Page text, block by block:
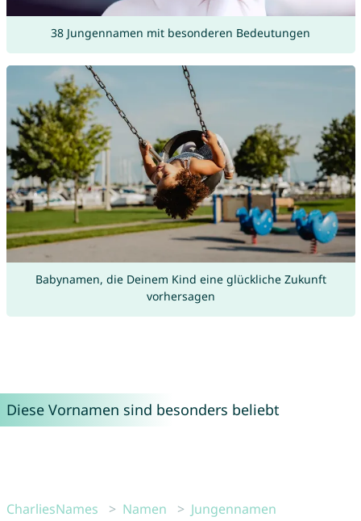
38 Jungennamen mit besonderen Bedeutungen
Babynamen, die Deinem Kind eine glückliche Zukunft
vorhersagen
Diese Vornamen sind besonders beliebt
CharliesNames Namen
Jungennamen